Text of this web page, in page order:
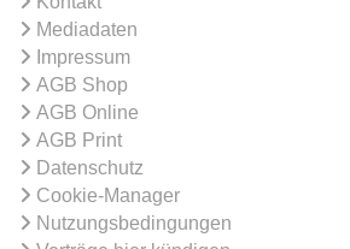
Mediadaten
Impressum
AGB Shop
AGB Online
AGB Print
Datenschutz
Cookie-Manager
Nutzungsbedingungen